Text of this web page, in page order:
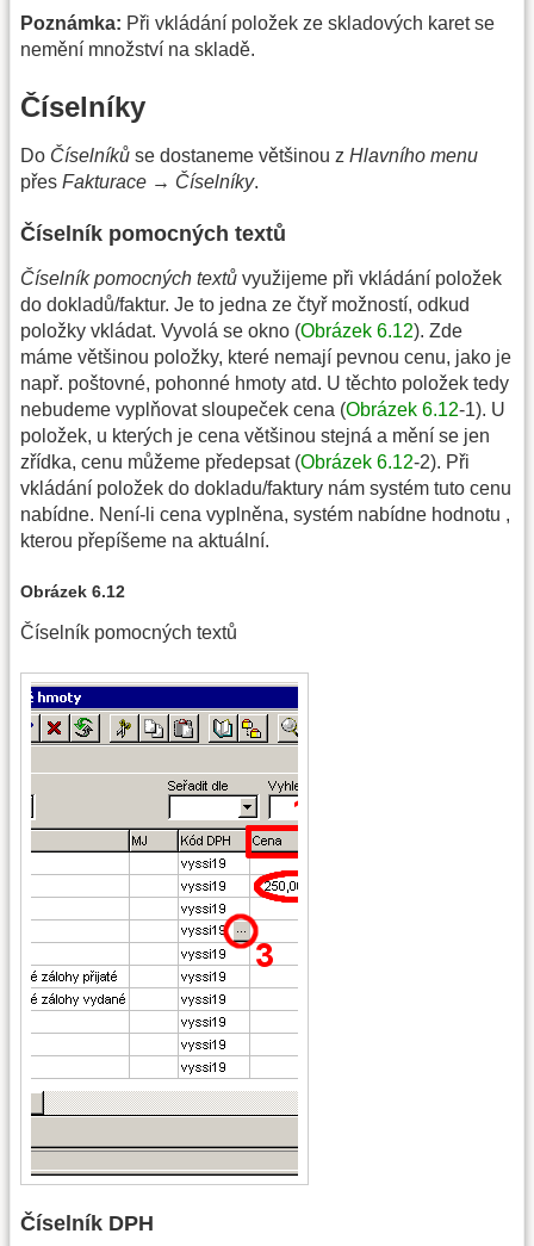
Poznámka: Při vkládání položek ze skladových karet se
nemění množství na skladě.
Číselníky
Do Číselníků se dostaneme většinou z Hlavního menu
přes Fakturace → Číselníky.
Číselník pomocných textů
Číselník pomocných textů využijeme při vkládání položek
do dokladů/faktur. Je to jedna ze čtyř možností, odkud
položky vkládat. Vyvolá se okno (Obrázek 6.12). Zde
máme většinou položky, které nemají pevnou cenu, jako je
např. poštovné, pohonné hmoty atd. U těchto položek tedy
nebudeme vyplňovat sloupeček cena (Obrázek 6.12-1). U
položek, u kterých je cena většinou stejná a mění se jen
zřídka, cenu můžeme předepsat (Obrázek 6.12-2). Při
vkládání položek do dokladu/faktury nám systém tuto cenu
nabídne. Není-li cena vyplněna, systém nabídne hodnotu ,
kterou přepíšeme na aktuální.
Obrázek 6.12
Číselník pomocných textů
Číselník DPH